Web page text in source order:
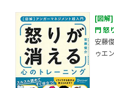
[図解
門 怒
安藤
ゥエ